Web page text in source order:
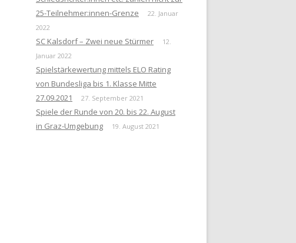
25-Teilnehmer:innen-Grenze
22. Januar
2022
SC Kalsdorf – Zwei neue Stürmer
12.
Januar 2022
Spielstärkewertung mittels ELO Rating
von Bundesliga bis 1. Klasse Mitte
27.09.2021
27. September 2021
Spiele der Runde von 20. bis 22. August
in Graz-Umgebung
19. August 2021